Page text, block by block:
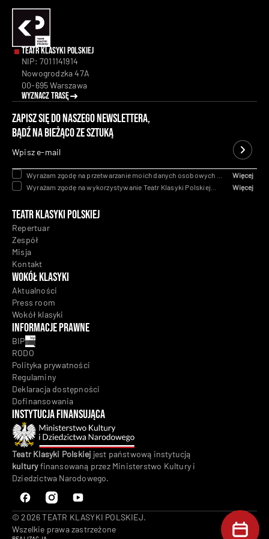
Teatr Klasyki Polskiej
NIP: 7011141914
Nowogrodzka 47A
00-695 Warszawa
Wyznacz trasę
Zapisz się do naszego newslettera,
bądź na bieżąco ze sztuką
Wpisz e-mail
Wyrażam zgodę na przetwarzanie moich danych osobowych na
podstawie art. 6 ust. 1 lit. a Rozporządzenia Parlamentu
Europejskiego Rady (UE) 2016/679 z dnia 27 kwietnia 2016 w
zgody jest dobrowolne, ale konieczne, abyśmy mogli
przedstawienia oferty.
Więcej
Wyrażam zgodę na wykorzystywanie Teatr Klasyki Polskiej
marketingowych w rozumieniu przepisów ustawy z dnia 16 lipca
2014 r. Prawo telekomunikacyjne.
Więcej
Teatr Klasyki Polskiej
Repertuar
Zespół
Misja
Kontakt
Wokół klasyki
Aktualności
Press room
Wokół klasyki
Informacje prawne
BIP
RODO
Polityka prywatności
Regulaminy
Deklaracja dostępności
Dofinansowania
Instytucja Finansująca
Teatr Klasyki Polskiej jest państwową instytucją
kulturyfinansowaną przez Ministerstwo Kultury i
Dziedzictwa Narodowego.
© 2026 TEATR KLASYKI POLSKIEJ.
Wszelkie prawa zastrzeżone